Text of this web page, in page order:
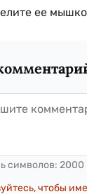
ее
символов: 2000
чтобы